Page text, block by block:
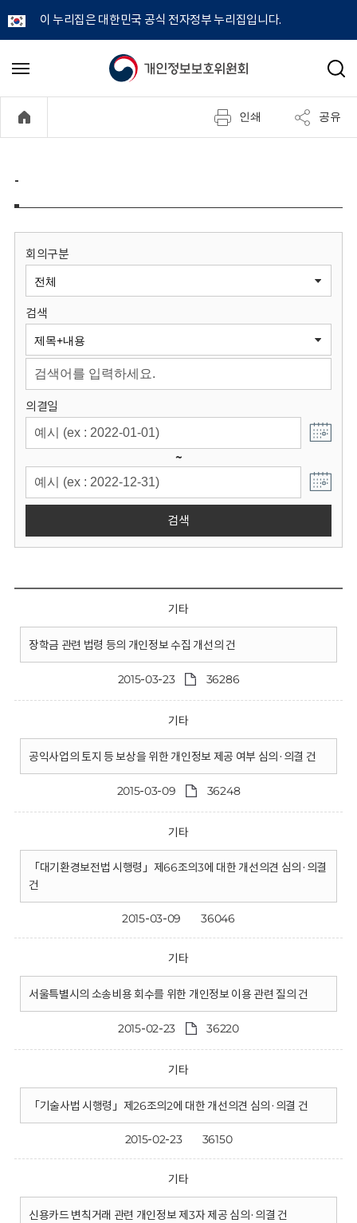
이 누리집은 대한민국 공식 전자정부 누리집입니다.
개
정
보
원
회
메
기
검
인쇄 공유
-
회의구분
검색
의결일
~
검색
기타
장학금 관련 법령 등의 개인정보 수집 개선의 건
2015-03-23 36286
기타
공익사업의 토지 등 보상을 위한 개인정보 제공 여부 심의·의결 건
2015-03-09 36248
기타
「대기환경보전법 시행령」제66조의3에 대한 개선의견 심의·의결
건
2015-03-09 36046
기타
서울특별시의 소송비용 회수를 위한 개인정보 이용 관련 질의 건
2015-02-23 36220
기타
「기술사법 시행령」제26조의2에 대한 개선의견 심의·의결 건
2015-02-23 36150
기타
신용카드 변칙거래 관련 개인정보 제3자 제공 심의·의결 건